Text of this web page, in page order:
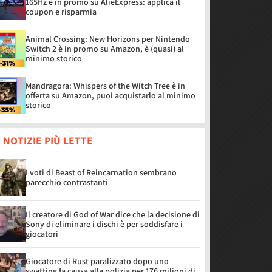
coupon e risparmia
Animal Crossing: New Horizons per Nintendo
Switch 2 è in promo su Amazon, è (quasi) al
minimo storico
Mandragora: Whispers of the Witch Tree è in
offerta su Amazon, puoi acquistarlo al minimo
storico
NOTIZIE PIÙ LETTE
I voti di Beast of Reincarnation sembrano
parecchio contrastanti
Il creatore di God of War dice che la decisione di
Sony di eliminare i dischi è per soddisfare i
giocatori
Giocatore di Rust paralizzato dopo uno